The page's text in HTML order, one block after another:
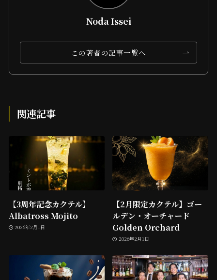
Noda Issei
この著者の記事一覧へ
関連記事
【3周年記念カクテル】
Albatross Mojito
2026年2月1日
【2月限定カクテル】ゴー
ルデン・オーチャード
Golden Orchard
2026年2月1日